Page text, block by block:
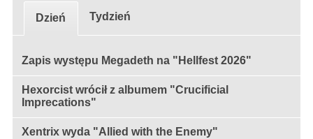
Dzień Tydzień
Zapis występu Megadeth na "Hellfest 2026"
Hexorcist wrócił z albumem "Crucificial
Imprecations"
Xentrix wyda "Allied with the Enemy"